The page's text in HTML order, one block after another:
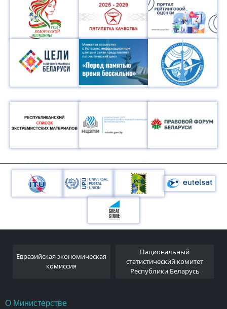
Евразийская экономическая
комиссия
Национальный
статистический комитет
Республики Беларусь
О Министерстве